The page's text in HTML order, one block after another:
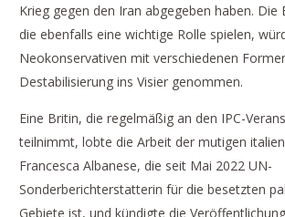
Krieg gegen den Iran abgegeben haben. Die
die ebenfalls eine wichtige Rolle spielen,
Neokonservativen mit verschiedenen
Destabilisierung ins Visier genommen.
Eine Britin, die regelmäßig an den IPC-
teilnimmt, lobte die Arbeit der mutigen
Francesca Albanese, die seit Mai 2022 UN-
Sonderberichterstatterin für die besetzten
Gebiete ist, und kündigte die